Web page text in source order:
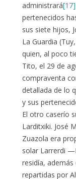
administrará[17]
pertenecidos
sus siete hijos,
La Guardia
quien, al poco
Tito, el 29 de
compraventa
detallada de lo
y sus
El otro caserío
Larditxiki. José
Zuazola era
solar Larrerdi
residía,
repartidas por